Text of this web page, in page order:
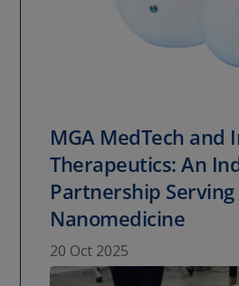
MGA MedTech and
Therapeutics: An
Partnership
Nanomedicine
20 Oct 2025